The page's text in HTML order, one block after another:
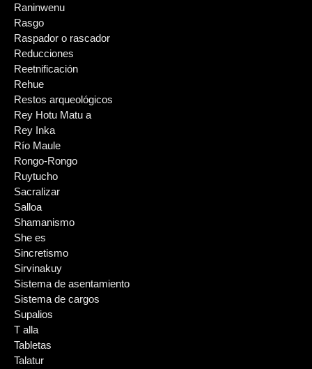
Raninwenu
Rasgo
Raspador o rascador
Reducciones
Reetnificación
Rehue
Restos arqueológicos
Rey Hotu Matu a
Rey Inka
Río Maule
Rongo-Rongo
Ruytucho
Sacralizar
Salloa
Shamanismo
She es
Sincretismo
Sirvinakuy
Sistema de asentamiento
Sistema de cargos
Supalios
T alla
Tabletas
Talatur